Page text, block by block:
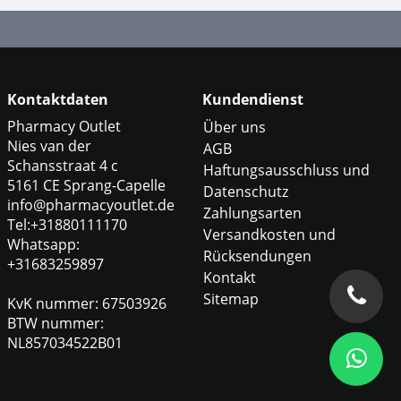
Kontaktdaten
Pharmacy Outlet
Nies van der
Schansstraat 4 c
5161 CE Sprang-Capelle
info@pharmacyoutlet.de
Tel:+31880111170
Whatsapp:
+31683259897
KvK nummer: 67503926
BTW nummer:
NL857034522B01
Kundendienst
Über uns
AGB
Haftungsausschluss und
Datenschutz
Zahlungsarten
Versandkosten und
Rücksendungen
Kontakt
Sitemap